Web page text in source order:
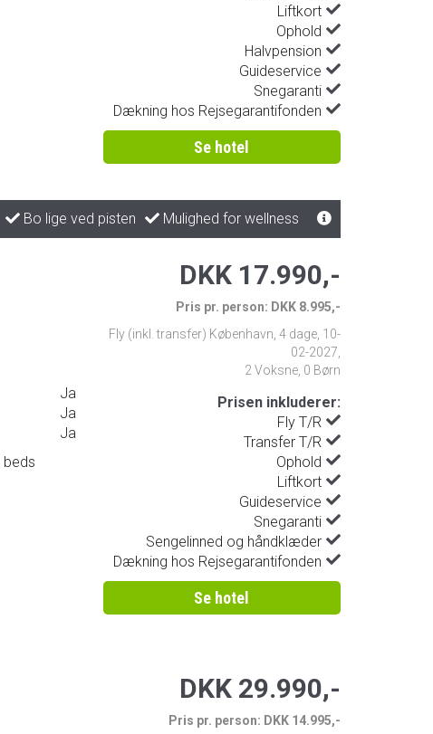
Liftkort
Ophold
Halvpension
Guideservice
Snegaranti
Dækning hos Rejsegarantifonden
Se hotel
Bo lige ved pisten Mulighed for wellness
Ja
Ja
Ja
beds
DKK 17.990,-
Pris pr. person: DKK 8.995,-
Fly (inkl. transfer) København 4 dage 10-
02-2027
2 Voksne, 0 Børn
Prisen inkluderer:
Fly T/R
Transfer T/R
Ophold
Liftkort
Guideservice
Snegaranti
Sengelinned og håndklæder
Dækning hos Rejsegarantifonden
Se hotel
DKK 29.990,-
Pris pr. person: DKK 14.995,-